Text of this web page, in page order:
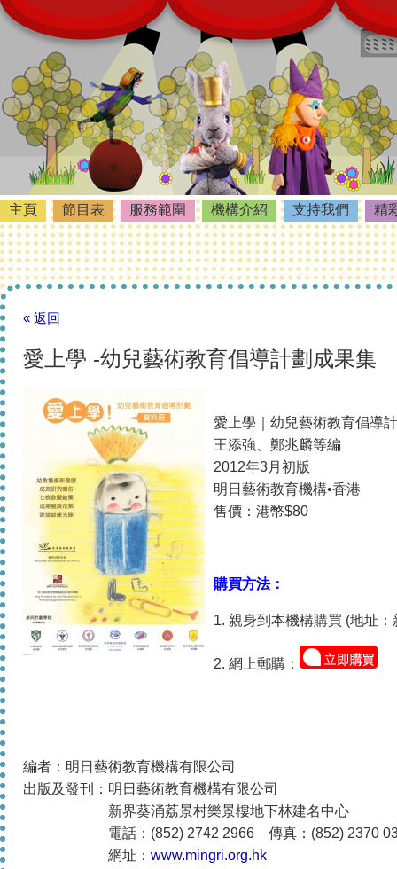
主頁 節目表 服務範圍 機構介紹 支持我們 精
« 返回
愛上學 -幼兒藝術教育倡導計劃成果集
愛上學｜幼兒藝術教育倡導
王添強、鄭兆麟等編
2012年3月初版
明日藝術教育機構•香港
售價：港幣$80
購買方法：
1. 親身到本機構購買 (地址
2. 網上郵購：
編者：明日藝術教育機構有限公司
出版及發刊：明日藝術教育機構有限公司
新界葵涌荔景村樂景樓地下林建名中心
電話：(852) 2742 2966 傳真：(852) 2370
網址： www.mingri.org.hk